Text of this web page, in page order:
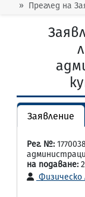
Преглед на
Заявление
Рег. №:
на подаване:
Физическо